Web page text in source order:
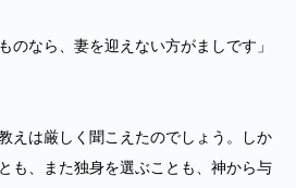
なら、妻を迎えない方がましです」
えは厳しく聞こえたのでしょう。しか
も、また独身を選ぶことも、神から与